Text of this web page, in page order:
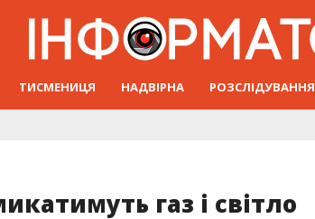
ТИСМЕНИЦЯ НАДВІРНА РОЗСЛІДУВАННЯ
газ і світло